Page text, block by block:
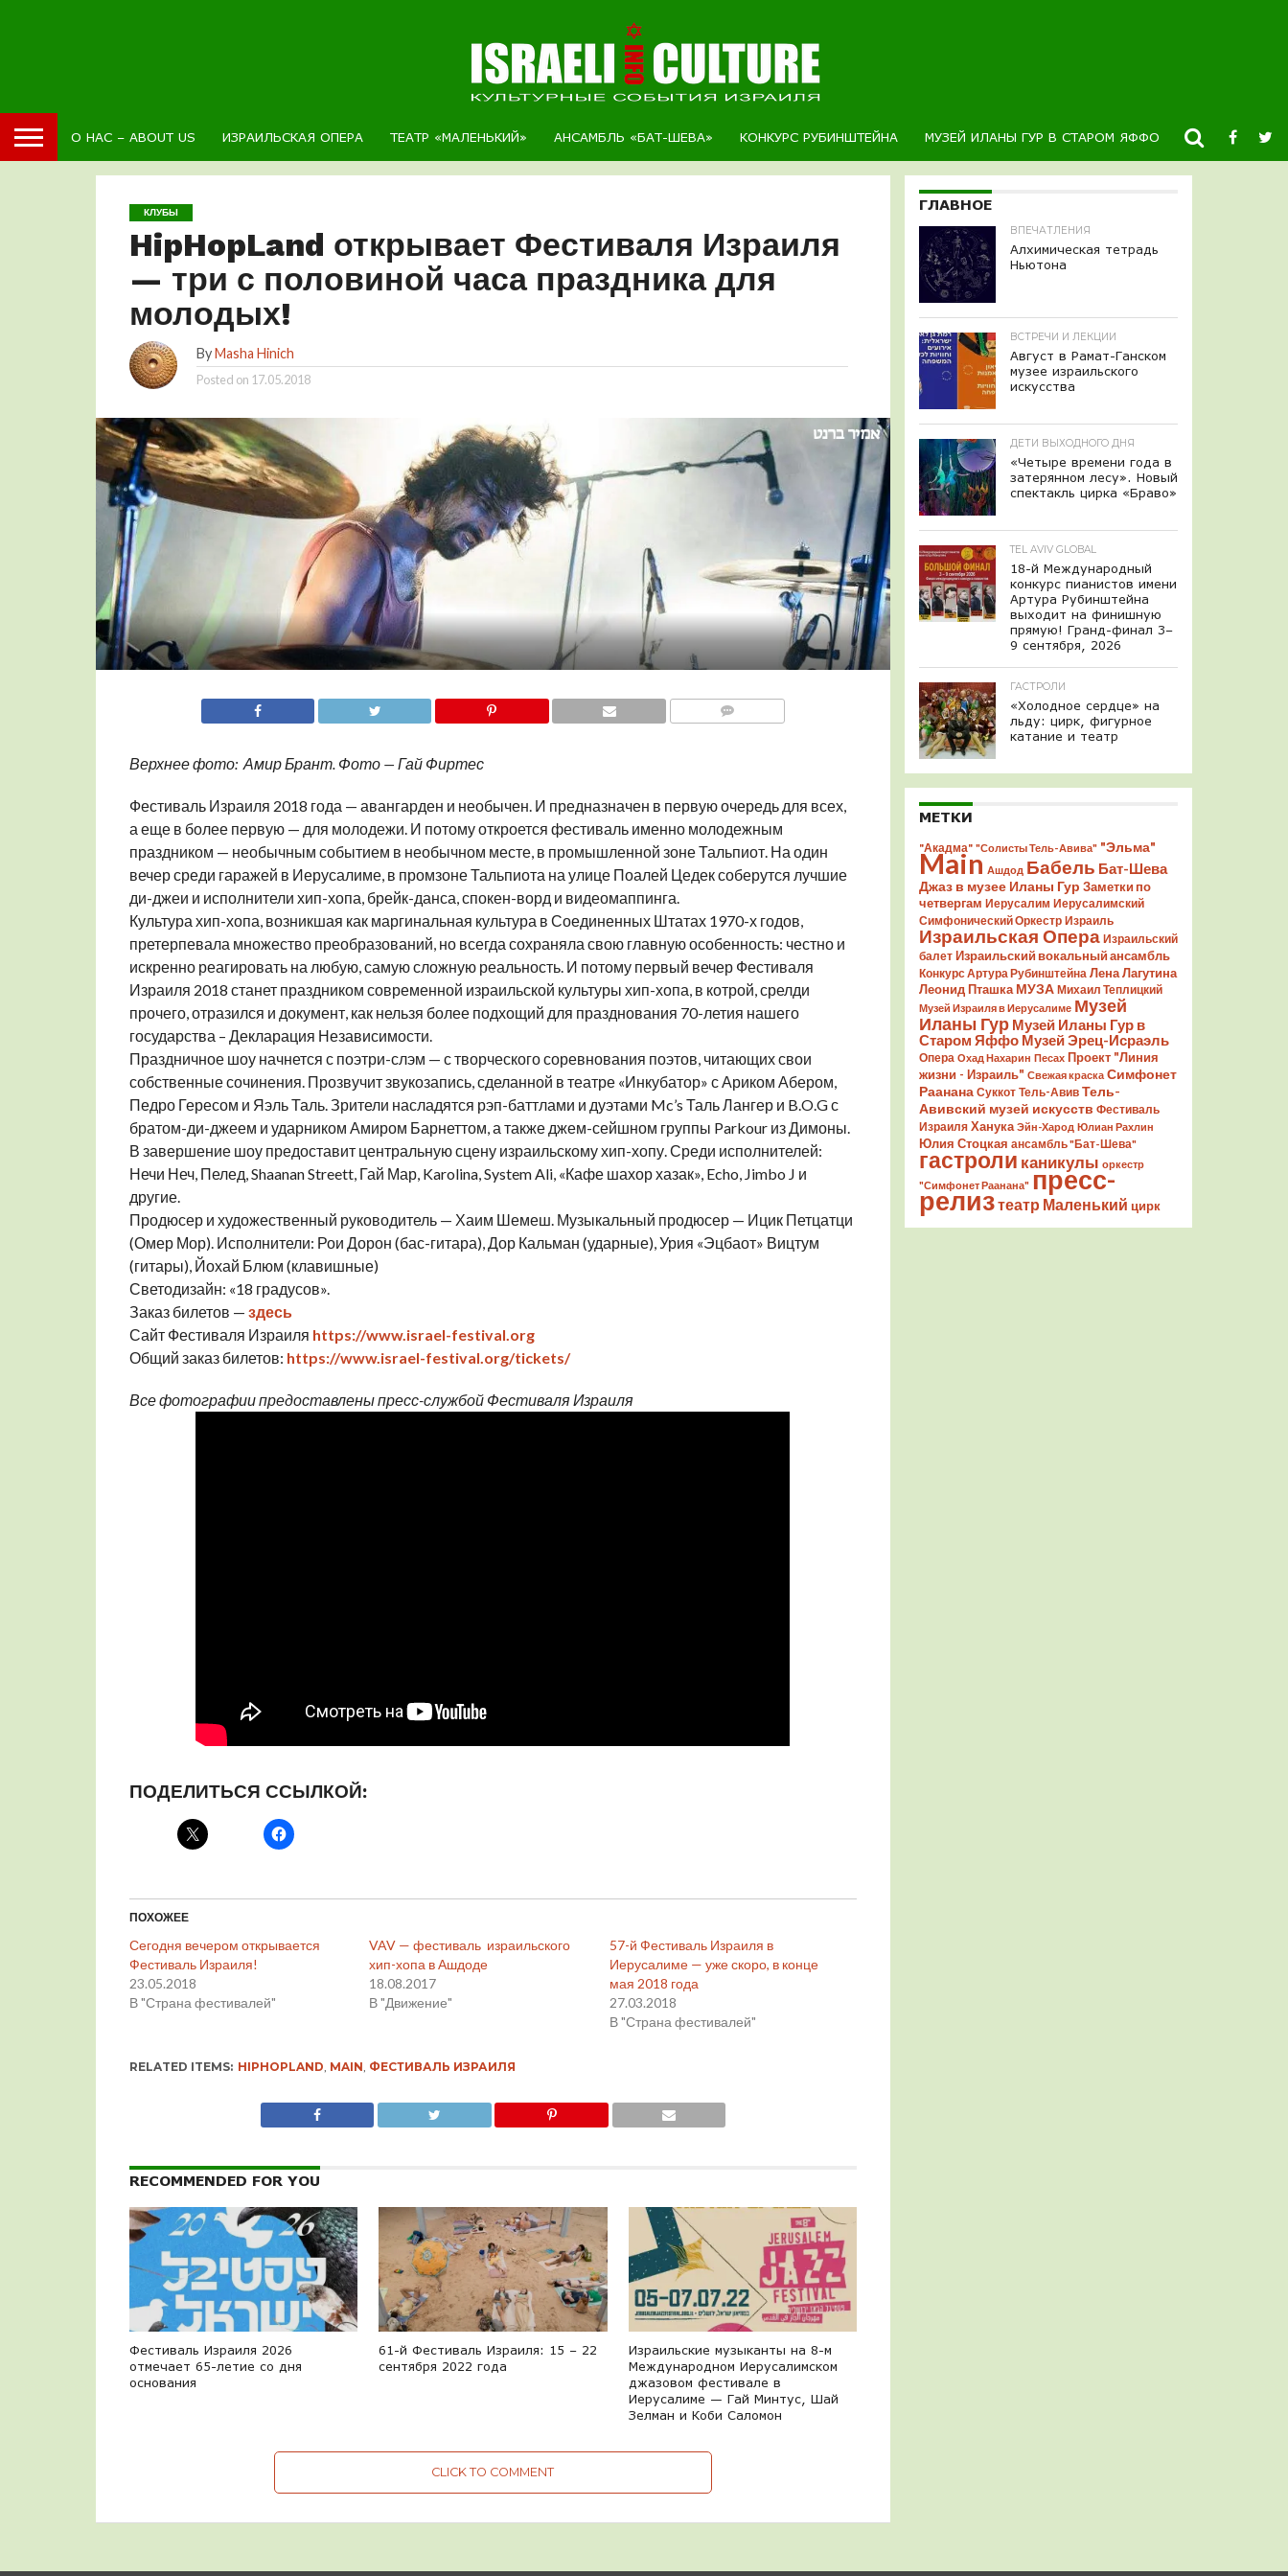
О НАС – ABOUT US ИЗРАИЛЬСКАЯ ОПЕРА ТЕАТР «МАЛЕНЬКИЙ» АНСАМБЛЬ «БАТ-ШЕВА» КОНКУРС РУБИНШТЕЙНА МУЗЕЙ ИЛАНЫ ГУР В СТАРОМ ЯФФО НОВОСТИ
КЛУБЫ
HipHopLand открывает Фестиваля Израиля
— три с половиной часа праздника для
молодых!
ByMasha Hinich
Posted on 17.05.2018
Верхнее фото: Амир Брант. Фото — Гай Фиртес
Фестиваль Израиля 2018 года — авангарден и необычен. И предназначен в первую очередь для всех,
а еще в более первую — для молодежи. И потому откроется фестиваль именно молодежным
праздником — необычным событием в необычном месте, в промышленной зоне Тальпиот. На один
вечер среди гаражей в Иерусалиме, в промзоне Тальпиота на улице Поалей Цедек соберутся лучшие
ди-джеи и исполнители хип-хопа, брейк-данса, спокен-ворд и видеомаппинга.
Культура хип-хопа, возникшая как маргинальная культура в Соединенных Штатах 1970-х годов,
претерпевала множество преобразований, но всегда сохраняла свою главную особенность: честно и
искренно реагировать на любую, самую сложную реальность. И потому первый вечер Фестиваля
Израиля 2018 станет праздником современной израильской культуры хип-хопа, в котрой, срелди
прочего, отразился и документ, как нельзя более подхощий для празднования 70-летия нашего
государства – Декларация Независимости.
Праздничное шоу начнется с поэтри-слэм — с творческого соревнования поэтов, читающих свои
собственные сочинения. Прозвучит звукозапись, сделанной в театре «Инкубатор» с Ариком Абером,
Педро Гересом и Яэль Таль. Зрители насладятся рэп-баттлами и дуэтами Mc’s Таль Лангер и B.O.G с
братом-ди-джеем и ударником Амиром Барнеттом, а также джем-сейшном группы Parkour из Димоны.
В завершение шоу предоставит центральную сцену израильскому хип-хопу. Среди исполнителей:
Нечи Неч, Пелед, Shaanan Streett, Гай Мар, Karolina, System Ali, «Кафе шахор хазак», Echo, Jimbo J и
другие.
Продюсер и художественный руководитель — Хаим Шемеш. Музыкальный продюсер — Ицик Петцатци
(Омер Мор). Исполнители: Рои Дорон (бас-гитара), Дор Кальман (ударные), Урия «Эцбаот» Вицтум
(гитары), Йохай Блюм (клавишные)
Светодизайн: «18 градусов».
Заказ билетов — здесь
Сайт Фестиваля Израиля https://www.israel-festival.org
Общий заказ билетов: https://www.israel-festival.org/tickets/
Все фотографии предоставлены пресс-службой Фестиваля Израиля
ПОДЕЛИТЬСЯ ССЫЛКОЙ:
ПОХОЖЕЕ
Сегодня вечером открывается
Фестиваль Израиля!
23.05.2018
В "Страна фестивалей"
VAV — фестиваль израильского
хип-хопа в Ашдоде
18.08.2017
В "Движение"
57-й Фестиваль Израиля в
Иерусалиме — уже скоро, в конце
мая 2018 года
27.03.2018
В "Страна фестивалей"
RELATED ITEMS: HIPHOPLAND MAIN ФЕСТИВАЛЬ ИЗРАИЛЯ
RECOMMENDED FOR YOU
Фестиваль Израиля 2026
отмечает 65-летие со дня
основания
61-й Фестиваль Израиля: 15 – 22
сентября 2022 года
Израильские музыканты на 8-м
Международном Иерусалимском
джазовом фестивале в
Иерусалиме — Гай Минтус, Шай
Зелман и Коби Саломон
CLICK TO COMMENT
ГЛАВНОЕ
ВПЕЧАТЛЕНИЯ
Алхимическая тетрадь
Ньютона
ВСТРЕЧИ И ЛЕКЦИИ
Август в Рамат-Ганском
музее израильского
искусства
ДЕТИ ВЫХОДНОГО ДНЯ
«Четыре времени года в
затерянном лесу». Новый
спектакль цирка «Браво»
TEL AVIV GLOBAL
18-й Международный
конкурс пианистов имени
Артура Рубинштейна
выходит на финишную
прямую! Гранд-финал 3–
9 сентября, 2026
ГАСТРОЛИ
«Холодное сердце» на
льду: цирк, фигурное
катание и театр
МЕТКИ
"Акадма" "Солисты Тель-Авива" "Эльма"
Main Ашдод Бабель Бат-Шева
Джаз в музее Иланы Гур Заметки по
четвергам Иерусалим Иерусалимский
Симфонический Оркестр Израиль
Израильская Опера Израильский
балет Израильский вокальный ансамбль
Конкурс Артура Рубинштейна Лена Лагутина
Леонид Пташка МУЗА Михаил Теплицкий
Музей Израиля в Иерусалиме Музей
Иланы Гур Музей Иланы Гур в
Старом Яффо Музей Эрец-Исраэль
Опера Охад Нахарин Песах Проект "Линия
жизни - Израиль" Свежая краска Симфонет
Раанана Суккот Тель-Авив Тель-
Авивский музей искусств Фестиваль
Израиля Ханука Эйн-Харод Юлиан Рахлин
Юлия Стоцкая ансамбль "Бат-Шева"
гастроли каникулы оркестр
"Симфонет Раанана" пресс-
релизтеатр Маленький цирк